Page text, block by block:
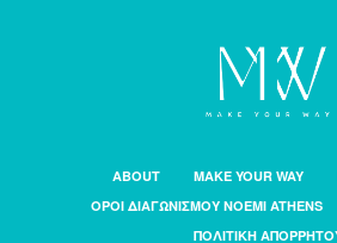
ABOUT MAKE YOUR WAY
ΟΡΟΙ ΔΙΑΓΩΝΙΣΜΟΥ NOEMI ATHENS
ΠΟΛΙΤΙΚΗ